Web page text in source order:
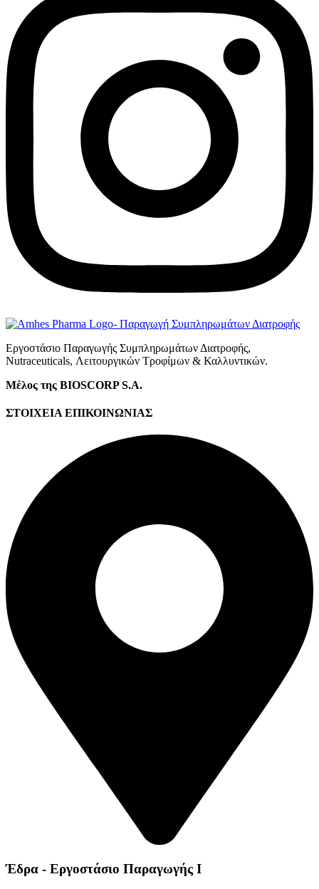
Εργοστάσιο Παραγωγής Συμπληρωμάτων Διατροφής,
Νutraceuticals, Λειτουργικών Τροφίμων & Καλλυντικών.
Μέλος της BIOSCORP S.A.
ΣΤΟΙΧΕΙΑ ΕΠΙΚΟΙΝΩΝΙΑΣ
Έδρα - Εργοστάσιο Παραγωγής Ι